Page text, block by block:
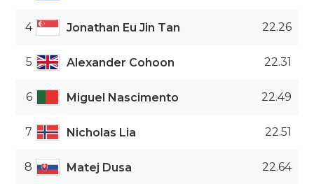
4 Jonathan Eu Jin Tan 22.26
5 Alexander Cohoon 22.31
6 Miguel Nascimento 22.49
7 Nicholas Lia 22.51
8 Matej Dusa 22.64